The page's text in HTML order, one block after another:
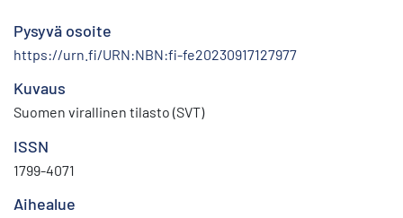
Pysyvä osoite
https://urn.fi/URN:NBN:fi-fe20230917127977
Kuvaus
Suomen virallinen tilasto (SVT)
ISSN
1799-4071
Aihealue